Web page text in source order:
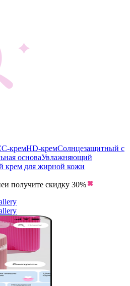
кремHD-кремСолнцезащитный с
основаУвлажняющий
крем для жирной кожи
и получите скидку 30%